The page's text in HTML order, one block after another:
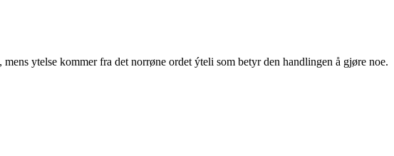
ytelse kommer fra det norrøne ordet ýteli som betyr den handlingen å gjøre noe.